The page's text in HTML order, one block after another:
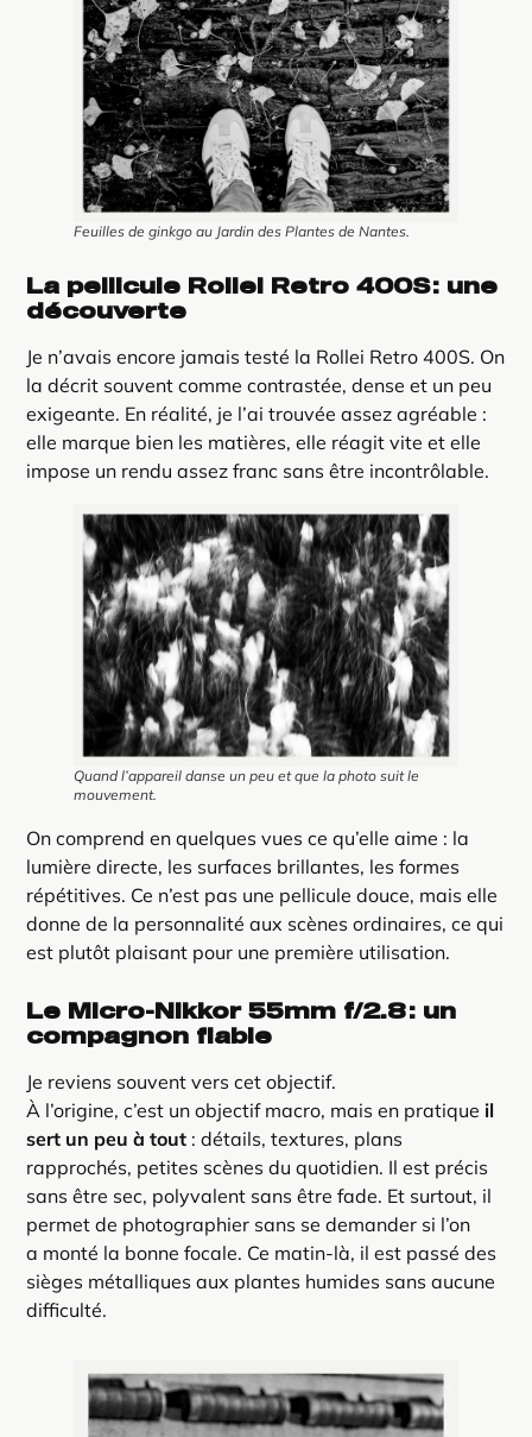
Feuilles de ginkgo au Jardin des Plantes de Nantes.
La pellicule Rollei Retro 400S : une
découverte
Je n’avais encore jamais testé la Rollei Retro 400S. On
la décrit souvent comme contrastée, dense et un peu
exigeante. En réalité, je l’ai trouvée assez agréable :
elle marque bien les matières, elle réagit vite et elle
impose un rendu assez franc sans être incontrôlable.
Quand l’appareil danse un peu et que la photo suit le
mouvement.
On comprend en quelques vues ce qu’elle aime : la
lumière directe, les surfaces brillantes, les formes
répétitives. Ce n’est pas une pellicule douce, mais elle
donne de la personnalité aux scènes ordinaires, ce qui
est plutôt plaisant pour une première utilisation.
Le Micro-Nikkor 55mm f/2.8 : un
compagnon fiable
Je reviens souvent vers cet objectif.
À l’origine, c’est un objectif macro, mais en pratique il
sert un peu à tout : détails, textures, plans
rapprochés, petites scènes du quotidien. Il est précis
sans être sec, polyvalent sans être fade. Et surtout, il
permet de photographier sans se demander si l’on
a monté la bonne focale. Ce matin-là, il est passé des
sièges métalliques aux plantes humides sans aucune
difficulté.